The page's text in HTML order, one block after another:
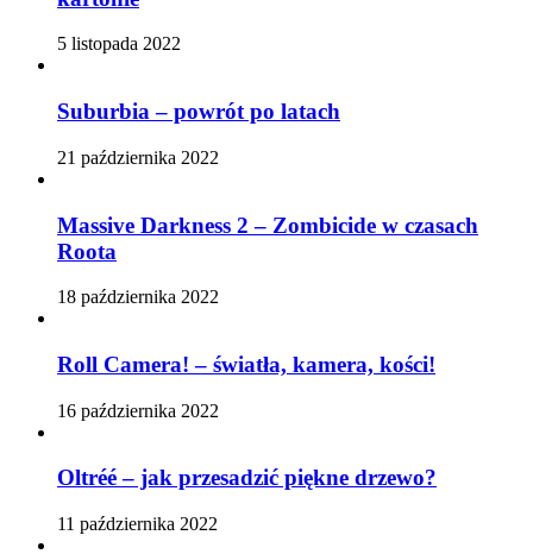
5 listopada 2022
Suburbia – powrót po latach
21 października 2022
Massive Darkness 2 – Zombicide w czasach
Roota
18 października 2022
Roll Camera! – światła, kamera, kości!
16 października 2022
Oltréé – jak przesadzić piękne drzewo?
11 października 2022